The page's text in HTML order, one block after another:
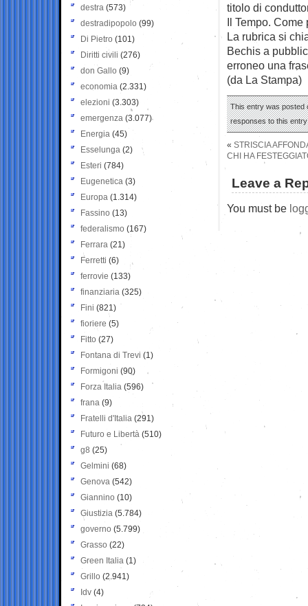
titolo di
Il Tempo.
La rubrica si
Bechis a
erroneo una
(da La Stampa)
This entry was posted
responses to this
« STRISCIA
CHI HA
Leave a
You must be
destra (573)
destradipopolo (99)
Di Pietro (101)
Diritti civili (276)
don Gallo (9)
economia (2.331)
elezioni (3.303)
emergenza (3.077)
Energia (45)
Esselunga (2)
Esteri (784)
Eugenetica (3)
Europa (1.314)
Fassino (13)
federalismo (167)
Ferrara (21)
Ferretti (6)
ferrovie (133)
finanziaria (325)
Fini (821)
fioriere (5)
Fitto (27)
Fontana di Trevi (1)
Formigoni (90)
Forza Italia (596)
frana (9)
Fratelli d'Italia (291)
Futuro e Libertà (510)
g8 (25)
Gelmini (68)
Genova (542)
Giannino (10)
Giustizia (5.784)
governo (5.799)
Grasso (22)
Green Italia (1)
Grillo (2.941)
Idv (4)